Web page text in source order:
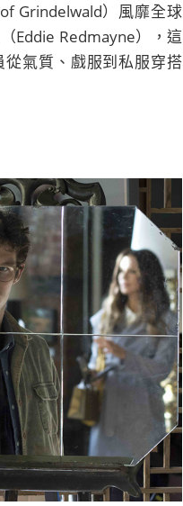
Grindelwald）風靡全球
Eddie Redmayne），這
氣質、戲服到私服穿搭
笑說：「很多人都會不斷